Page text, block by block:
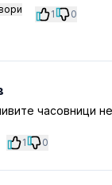
1 0
часовници
1 0